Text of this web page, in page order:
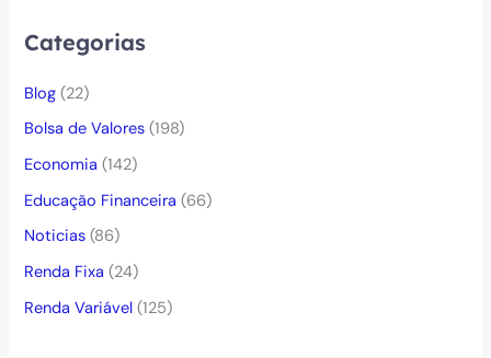
Categorias
Blog (22)
Bolsa de Valores (198)
Economia (142)
Educação Financeira (66)
Noticias (86)
Renda Fixa (24)
Renda Variável (125)